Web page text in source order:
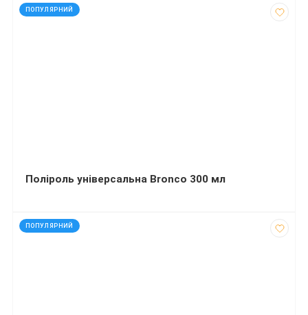
ПОПУЛЯРНИЙ
код: 31133
Поліроль універсальна Bronco 300 мл
ПОПУЛЯРНИЙ
код: 13423